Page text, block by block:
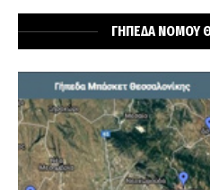
ΓΗΠΕΔΑ ΝΟΜΟΥ